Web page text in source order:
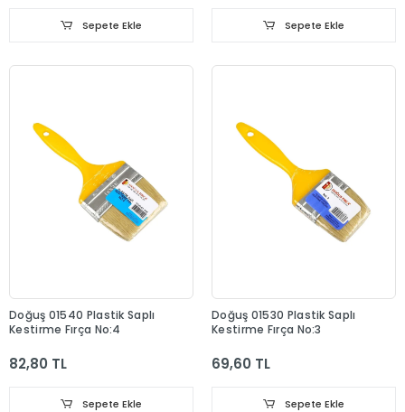
Sepete Ekle Sepete Ekle
Doğuş 01540 Plastik Saplı
Kestirme Fırça No:4
82,80 TL
Sepete Ekle
Doğuş 01530 Plastik Saplı
Kestirme Fırça No:3
69,60 TL
Sepete Ekle